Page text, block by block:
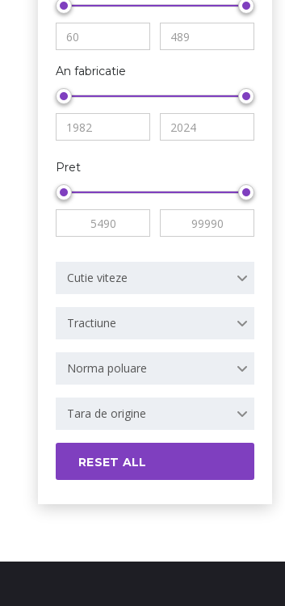
An fabricatie
Pret
Cutie viteze
Tractiune
Norma poluare
Tara de origine
RESET ALL